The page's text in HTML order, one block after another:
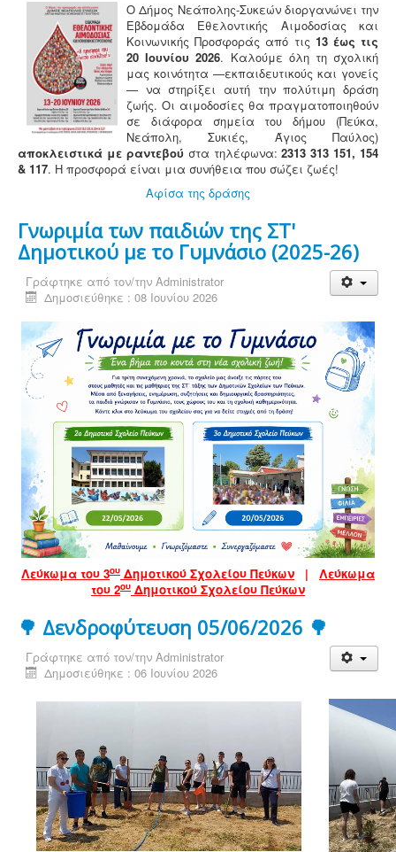
Ο Δήμος Νεάπολης-Συκεών διοργανώνει την
Εβδομάδα Εθελοντικής Αιμοδοσίας και
Κοινωνικής Προσφοράς από τις 13 έως τις
20 Ιουνίου 2026. Καλούμε όλη τη σχολική
μας κοινότητα —εκπαιδευτικούς και γονείς
— να στηρίξει αυτή την πολύτιμη δράση
ζωής. Οι αιμοδοσίες θα πραγματοποιηθούν
σε διάφορα σημεία του δήμου (Πεύκα,
Νεάπολη, Συκιές, Άγιος Παύλος)
αποκλειστικά με ραντεβούστα τηλέφωνα:2313 313 151, 154
& 117. Η προσφορά είναι μια συνήθεια που σώζει ζωές!
Αφίσα της δράσης
Γνωριμία των παιδιών της ΣΤ'
Δημοτικού με το Γυμνάσιο (2025-26)
Γράφτηκε από τον/την Administrator
Δημοσιεύθηκε : 08 Ιουνίου 2026
Λεύκωμα του 3ου Δημοτικού Σχολείου Πεύκων |
Λεύκωμα
του 2ου Δημοτικού Σχολείου Πεύκων
🌳 Δενδροφύτευση 05/06/2026 🌳
Γράφτηκε από τον/την Administrator
Δημοσιεύθηκε : 06 Ιουνίου 2026